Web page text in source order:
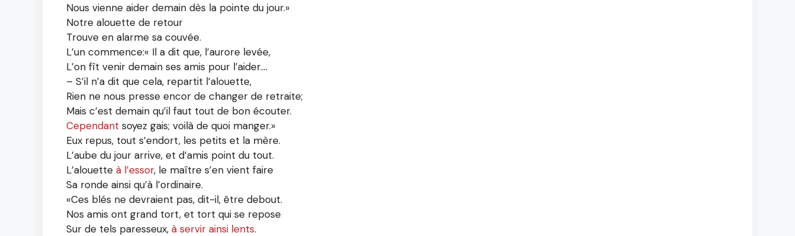
Nous vienne aider demain dès la pointe du jour.»
Notre alouette de retour
Trouve en alarme sa couvée.
L’un commence:« Il a dit que, l’aurore levée,
L’on fît venir demain ses amis pour l’aider….
– S’il n’a dit que cela, repartit l’alouette,
Rien ne nous presse encor de changer de retraite;
Mais c’est demain qu’il faut tout de bon écouter.
Cependant soyez gais; voilà de quoi manger.»
Eux repus, tout s’endort, les petits et la mère.
L’aube du jour arrive, et d’amis point du tout.
L’alouette à l’essor, le maître s’en vient faire
Sa ronde ainsi qu’à l’ordinaire.
«Ces blés ne devraient pas, dit-il, être debout.
Nos amis ont grand tort, et tort qui se repose
Sur de tels paresseux, à servir ainsi lents.